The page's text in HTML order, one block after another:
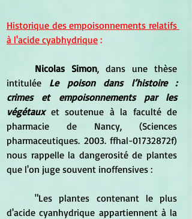
Historique des empoisonnements relatifs
à l'acide cyabhydrique :
Nicolas Simon, dans une thèse
intitulée Le poison dans l’histoire :
crimes et empoisonnements par les
végétaux et soutenue à la faculté de
pharmacie de Nancy, (Sciences
pharmaceutiques. 2003. ffhal-01732872f)
nous rappelle la dangerosité de plantes
que l'on juge souvent inoffensives :
	"Les plantes contenant le plus
d'acide cyanhydrique appartiennent à la